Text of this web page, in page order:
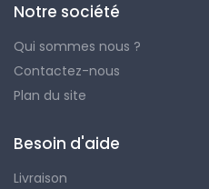
Notre société
Qui sommes nous ?
Contactez-nous
Plan du site
Besoin d'aide
Livraison